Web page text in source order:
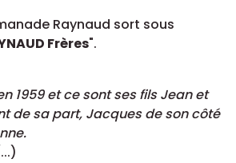
Raynaud sort sous
Frères".
1959 et ce sont ses fils Jean et
de sa part, Jacques de son côté